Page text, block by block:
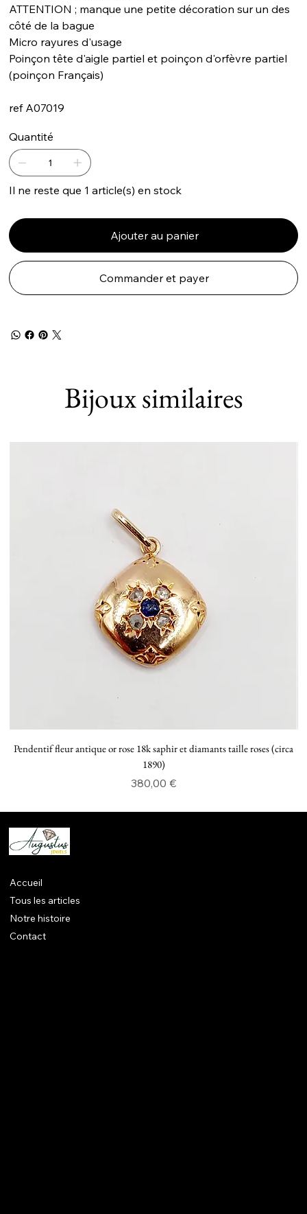
ATTENTION ; manque une petite décoration sur un des
côté de la bague
Micro rayures d'usage
Poinçon tête d'aigle partiel et poinçon d'orfèvre partiel
(poinçon Français)
ref A07019
Quantité
Il ne reste que 1 article(s) en stock
Ajouter au panier
Commander et payer
Bijoux similaires
Pendentif fleur antique or rose 18k saphir et diamants taille roses (circa
1890)
Prix
380,00 €
Accueil
Tous les articles
Notre histoire
Contact